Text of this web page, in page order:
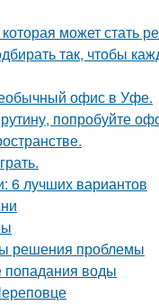
может стать
так, чтобы
офис в Уфе.
попробуйте
6 лучших вариантов
решения проблемы
попадания воды